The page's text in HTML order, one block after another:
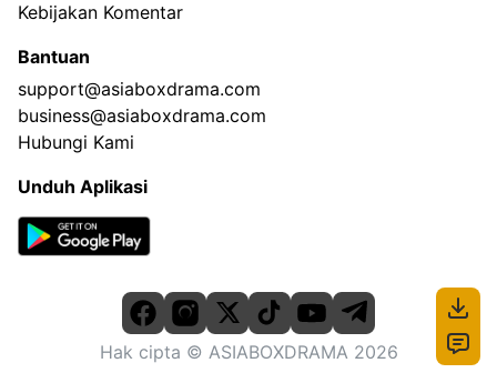
Kebijakan Komentar
Bantuan
support@asiaboxdrama.com
business@asiaboxdrama.com
Hubungi Kami
Unduh Aplikasi
Hak cipta © ASIABOXDRAMA 2026